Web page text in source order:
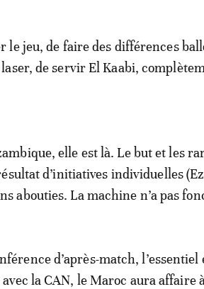
le jeu, de faire des différences
de servir El Kaabi,
elle est là. Le but et les
d’initiatives individuelles
abouties. La machine n’a pas
d’après-match, l’essentiel
la CAN, le Maroc aura affaire